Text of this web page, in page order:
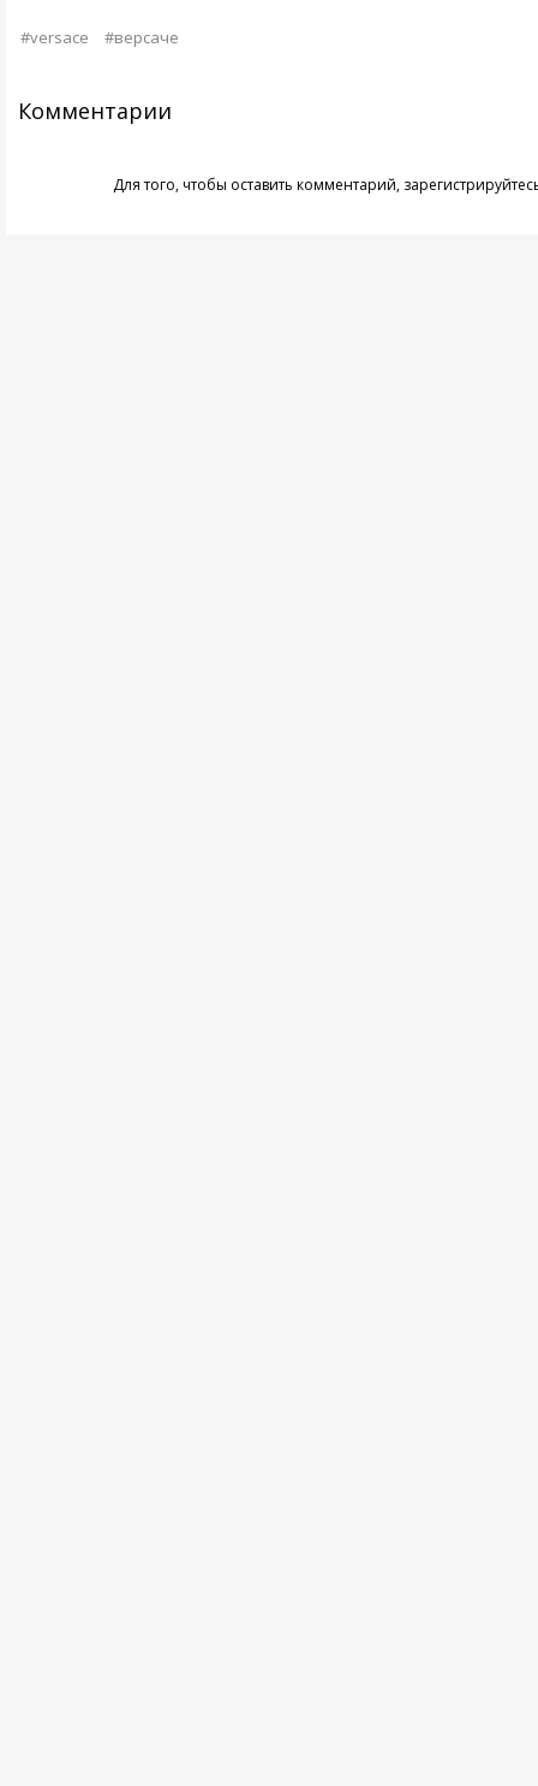
#versace #версаче
Комментарии
Для того, чтобы оставить комментарий,